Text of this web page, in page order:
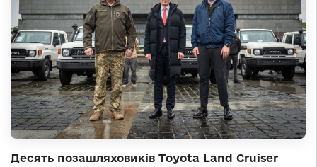
Десять позашляховиків Toyota Land Cruiser